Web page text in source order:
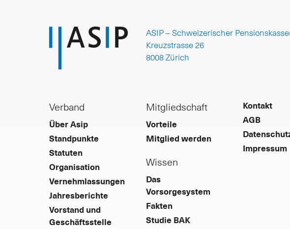
ASIP – Schweizerischer
Kreuzstrasse 26
8008 Zürich
Verband
Über Asip
Standpunkte
Statuten
Organisation
Vernehmlassungen
Jahresberichte
Vorstand und
Geschäftsstelle
Mitgliedschaft
Vorteile
Mitglied werden
Wissen
Das
Vorsorgesystem
Fakten
Studie BAK
Kontakt
AGB
Impressum